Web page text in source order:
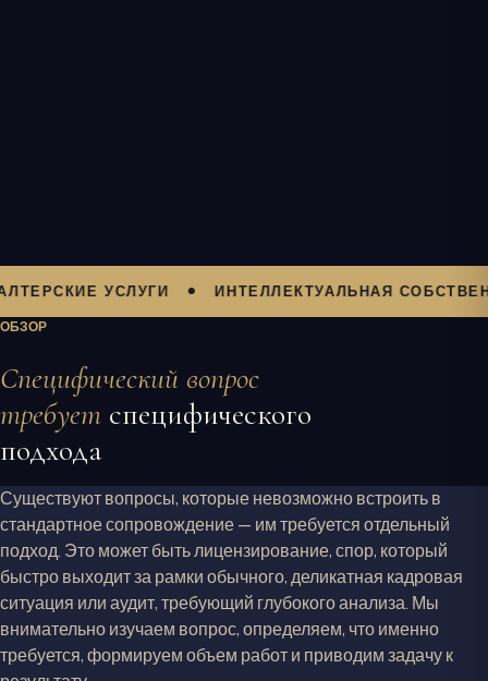
УСЛУГИ ИНТЕЛЛЕКТУАЛЬНАЯ
ОБЗОР
Специфический вопрос
требует специфического
подхода
Существуют вопросы, которые невозможно встроить в
стандартное сопровождение — им требуется отдельный
подход. Это может быть лицензирование, спор, который
быстро выходит за рамки обычного, деликатная кадровая
ситуация или аудит, требующий глубокого анализа. Мы
внимательно изучаем вопрос, определяем, что именно
требуется, формируем объем работ и приводим задачу к